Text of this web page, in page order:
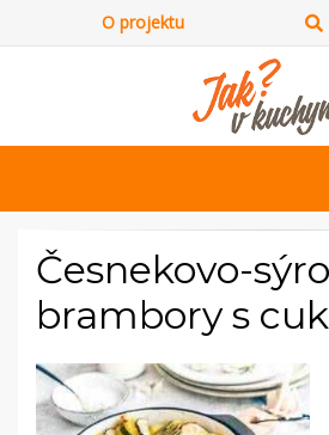
O projektu
Česnekovo-
brambory s